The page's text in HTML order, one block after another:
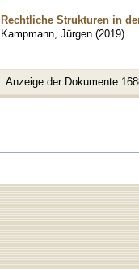
Rechtliche Strukturen in
Kampmann, Jürgen (2019)
Anzeige der Dokumente